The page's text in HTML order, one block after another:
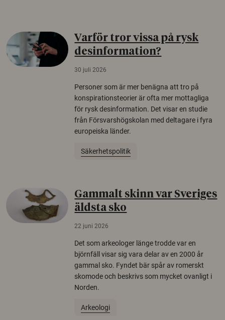
Varför tror vissa på rysk
desinformation?
30 juli 2026
Personer som är mer benägna att tro på
konspirationsteorier är ofta mer mottagliga
för rysk desinformation. Det visar en studie
från Försvarshögskolan med deltagare i fyra
europeiska länder.
Säkerhetspolitik
Gammalt skinn var Sveriges
äldsta sko
22 juni 2026
Det som arkeologer länge trodde var en
björnfäll visar sig vara delar av en 2000 år
gammal sko. Fyndet bär spår av romerskt
skomode och beskrivs som mycket ovanligt i
Norden.
Arkeologi